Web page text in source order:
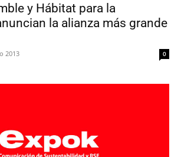
y Hábitat para la
la alianza más grande
2013 0